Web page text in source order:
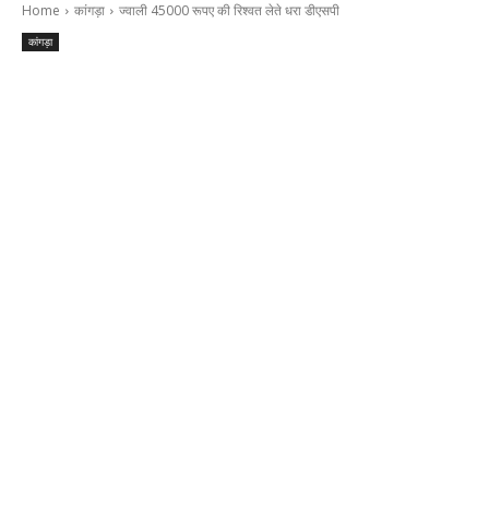
Home कांगड़ा ज्वाली 45000 रूपए की रिश्वत लेते धरा डीएसपी
कांगड़ा